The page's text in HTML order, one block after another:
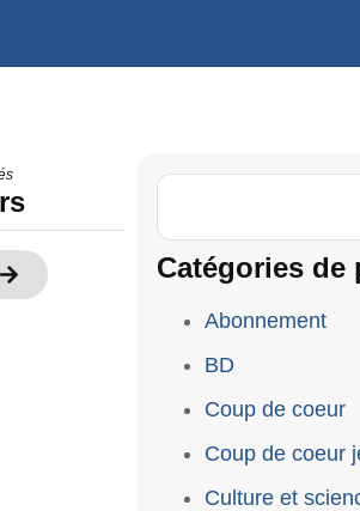
Catégories de
Abonnement
BD
Coup de coeur
Coup de coeur
Culture et